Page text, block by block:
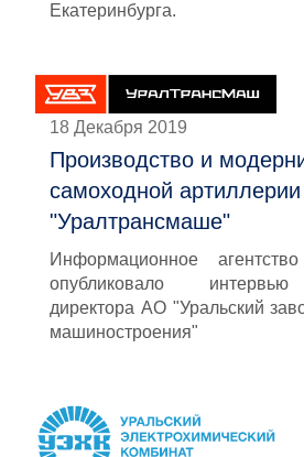
Екатеринбурга.
18 Декабря 2019
Производство и
самоходной
"Уралтрансмаше"
Информационное
опубликовало интервью
директора АО "Уральский
машиностроения"